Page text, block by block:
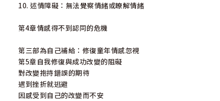
式，說明『情緒傳承』是如何由父母延續到子女身上。這本
響我們的情感和社交關係。韋伯博士以經驗豐富、溫暖且帶
著同理心的口吻訴說，幫助我們瞭解自己在情感上的障礙，
並為我們指點出一條明路。」──傑弗瑞．皮卡兒博士（Jeff
rey Pickar），哈佛醫學院精神醫學系心理學臨床講師
10. 述情障礙：無法覺察情緒或瞭解情緒
第4章情感得不到認同的危機
第三部為自己補給：修復童年情感忽視
第5章自我修復與成功改變的阻礙
對改變抱持錯誤的期待
遇到挫折就逃避
因感受到自己的改變而不安